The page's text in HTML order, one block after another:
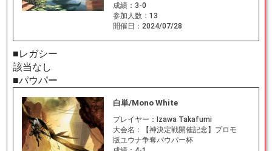
成績： 3-0
参加人数： 13
開催日： 2024/07/28
■レガシー
該当なし
■パウパー
白単/Mono White
プレイヤー： Izawa Takafumi
大会名：
【神決定戦開催記念】プロモ
版ユウナ争奪パウパー杯